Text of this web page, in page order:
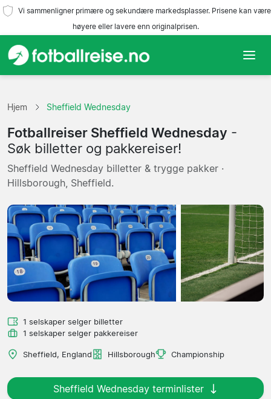
Vi sammenligner primære og sekundære markedsplasser. Prisene kan være
høyere eller lavere enn originalprisen.
Lag
Ligaer
Reisebyråer
Hjem Sheffield Wednesday
Fotballreiser Sheffield Wednesday -
Søk billetter og pakkereiser!
Sheffield Wednesday billetter & trygge pakker ·
Hillsborough, Sheffield.
1 selskaper selger billetter
1 selskaper selger pakkereiser
Sheffield, England Hillsborough Championship
Sheffield Wednesday terminlister